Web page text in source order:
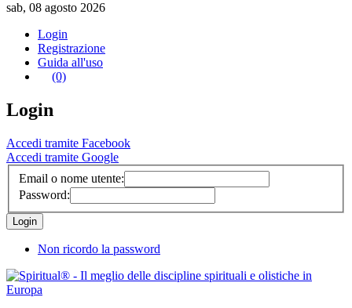
sab, 08 agosto 2026
Login
Registrazione
Guida all'uso
(0)
Login
Accedi tramite Facebook
Accedi tramite Google
Email o nome utente:
Password:
Non ricordo la password